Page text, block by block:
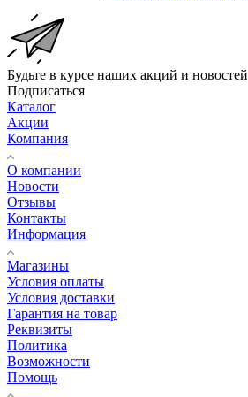
Будьте в курсе наших акций и новостей
Подписаться
Каталог
Акции
Компания
О компании
Новости
Отзывы
Контакты
Информация
Магазины
Условия оплаты
Условия доставки
Гарантия на товар
Реквизиты
Политика
Возможности
Помощь